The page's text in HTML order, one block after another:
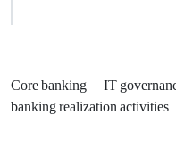
Core banking IT
banking realization activities